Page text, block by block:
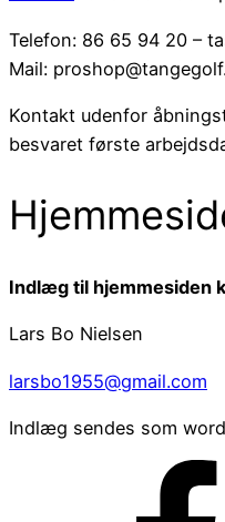
Telefon: 86 65 94 20 –
Mail:
Kontakt udenfor
besvaret første
Indlæg til hjemmesiden
Lars Bo Nielsen
larsbo1955@gmail.com
Indlæg sendes som